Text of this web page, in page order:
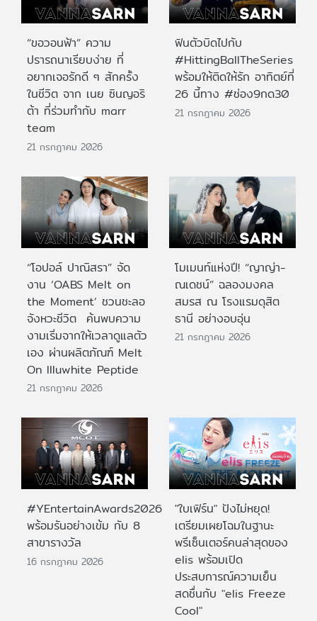
“ขอวอนฟ้า” ความ
ปรารถนาเรียบง่าย ที่
อยากเจอรักดี ๆ สักครั้ง
ในชีวิต จาก เนย ซินญอริ
ต้า ที่ร่วมทำกับ marr
team
21 กรกฎาคม 2026
ฟินตัวบิดไปกับ
#HittingBallTheSeries
พร้อมให้ติดให้รัก อาทิตย์ที่
26 นี้ทาง #ช่อง9กด30
21 กรกฎาคม 2026
“โอปอล์ ปาณิสรา” จัด
งาน ‘OABS Melt on
the Moment’ ชวนชะลอ
จังหวะชีวิต ค้นพบความ
งามเริ่มจากให้เวลาดูแลตัว
เอง ผ่านผลิตภัณฑ์ Melt
On Illuwhite Peptide
21 กรกฎาคม 2026
โมเมนท์แห่งปี! “ญาญ่า-
ณเดชน์” ฉลองมงคล
สมรส ณ โรงแรมดุสิต
ธานี อย่างอบอุ่น
21 กรกฎาคม 2026
#YEntertainAwards2026
พร้อมรันอย่างเข้ม กับ 8
สาขารางวัล
16 กรกฎาคม 2026
"ใบเฟิร์น" ปังไม่หยุด!
เตรียมเผยโฉมในฐานะ
พรีเซ็นเตอร์คนล่าสุดของ
elis พร้อมเปิด
ประสบการณ์ความเย็น
สดชื่นกับ "elis Freeze
Cool"